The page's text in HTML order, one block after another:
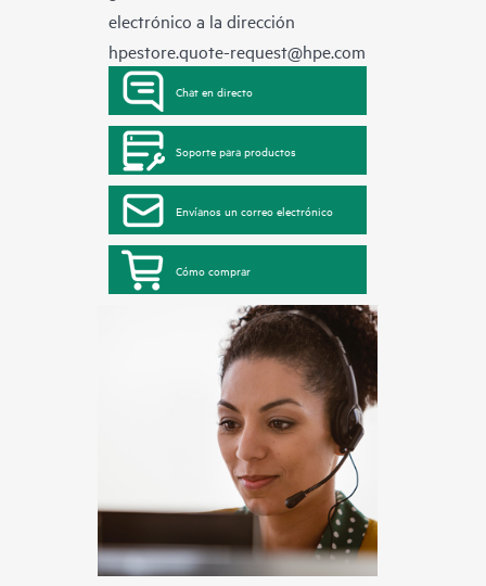
electrónico a la dirección
hpestore.quote-request@hpe.com
Chat en directo
Soporte para productos
Envíanos un correo electrónico
Cómo comprar